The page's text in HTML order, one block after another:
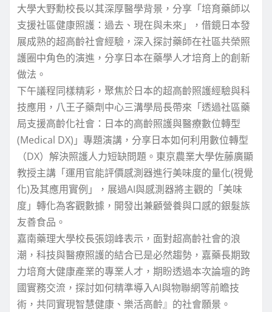
大學大野勳校長以其深厚醫學背景，分享「培育藥師以
支援社區健康照護：過去、現在與未來」，借鏡日本發
展成熟的超高齡社會經驗，深入探討藥師在社區共榮照
護圈中角色的演進，分享日本在藥學人才培育上的創新
做法。
下午議程同樣精彩，聚焦於日本的超高齡照護經驗與科
技應用，八王子藥劑中心三溝學局長帶來「透過社區藥
局支援高齡化社會：日本的高齡照護與醫療數位轉型
(Medical DX)」專題演講，分享日本如何利用數位轉型
（DX）解決照護人力短缺問題。東京農業大學佐藤廣顯
教授主講「運用官能評價感測器進行美味度的量化(視覺
化)及其應用實例」，展過AI與感測器將主觀的「美味
度」轉化為客觀數據，開發出兼顧營養與口感的銀髮族
友善食品。
嘉南藥理大學校長張翊峰表示，面對超高齡社會的浪
潮，科技與醫療照護的結合已是必然趨勢，嘉藥長期致
力培育大健康產業的專業人才，期盼透過本次論壇的跨
國實務交流，探討如何精準導入AI與物聯網等前瞻技
術，共同實現智慧健康、樂活高齡』的社會願景。